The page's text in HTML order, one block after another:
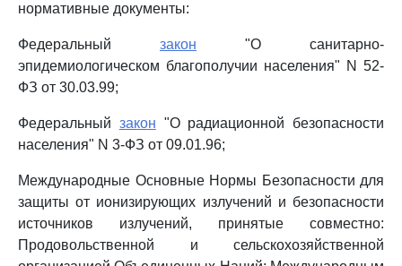
нормативные документы:
Федеральный закон "О санитарно-
эпидемиологическом благополучии населения" N 52-
ФЗ от 30.03.99;
Федеральный закон "О радиационной безопасности
населения" N 3-ФЗ от 09.01.96;
Международные Основные Нормы Безопасности для
защиты от ионизирующих излучений и безопасности
источников излучений, принятые совместно:
Продовольственной и сельскохозяйственной